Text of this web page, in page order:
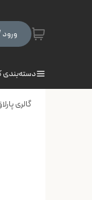
دسته‌بندی
گالری